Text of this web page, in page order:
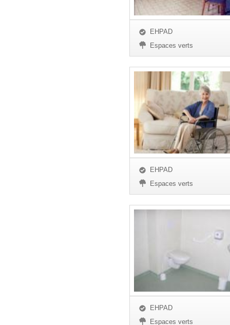
EHPAD
Espaces verts
EHPAD
Espaces verts
EHPAD
Espaces verts